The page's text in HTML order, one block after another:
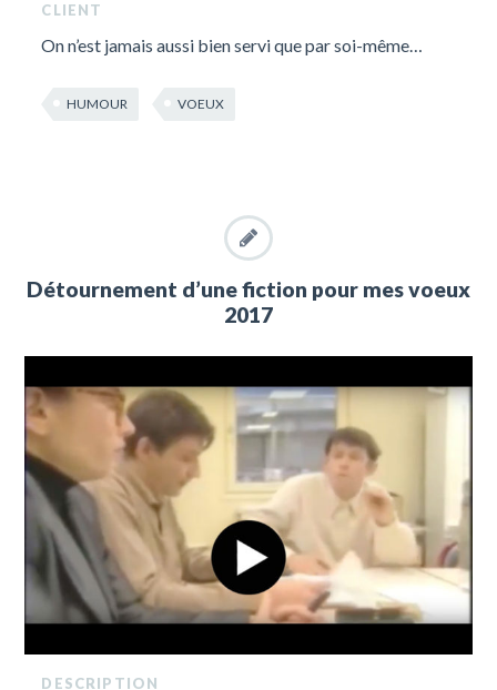
CLIENT
On n’est jamais aussi bien servi que par soi-même…
HUMOUR VOEUX
Détournement d’une fiction pour mes voeux
2017
DESCRIPTION